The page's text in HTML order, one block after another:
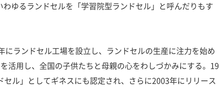
ゆるランドセルを「学習院型ランドセル」と呼んだりもす
ランドセル工場を設立し、ランドセルの生産に注力を始め
活用し、全国の子供たちと母親の心をわしづかみにする。19
ル」としてギネスにも認定され、さらに2003年にリリース